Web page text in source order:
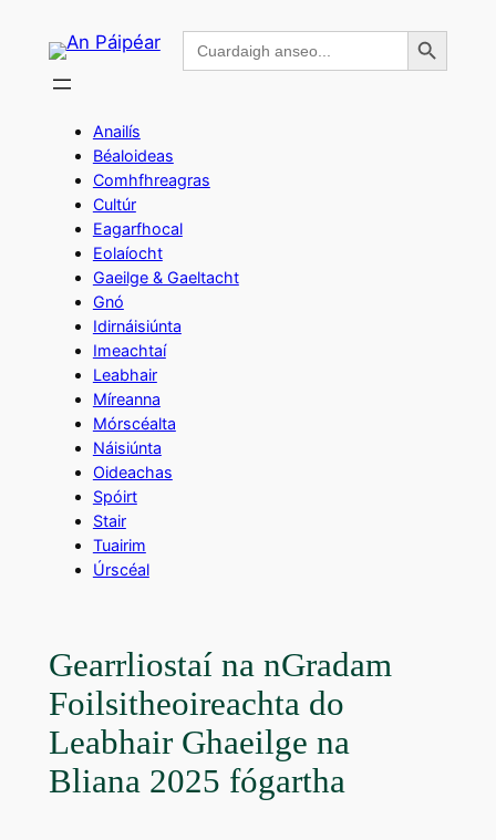
content
Search
for:
Search Button
Anailís
Béaloideas
Comhfhreagras
Cultúr
Eagarfhocal
Eolaíocht
Gaeilge & Gaeltacht
Gnó
Idirnáisiúnta
Imeachtaí
Leabhair
Míreanna
Mórscéalta
Náisiúnta
Oideachas
Spóirt
Stair
Tuairim
Úrscéal
Gearrliostaí na nGradam
Foilsitheoireachta do
Leabhair Ghaeilge na
Bliana 2025 fógartha